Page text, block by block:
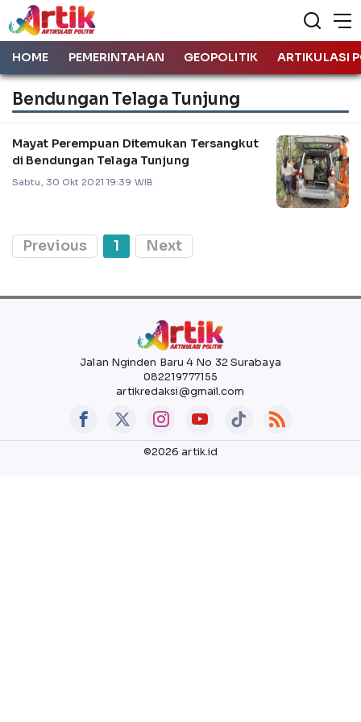
HOME PEMERINTAHAN GEOPOLITIK ARTIKULASI
Bendungan Telaga Tunjung
Mayat Perempuan Ditemukan Tersangkut
di Bendungan Telaga Tunjung
Sabtu, 30 Okt 2021 19:39 WIB
Previous 1 Next
Jalan Nginden Baru 4 No 32 Surabaya
082219777155
artikredaksi@gmail.com
©2026 artik.id